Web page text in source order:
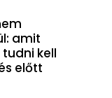
amit
kell
előtt